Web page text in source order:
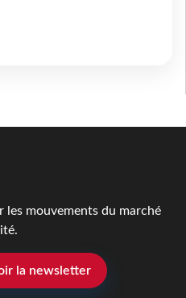
les mouvements du marché
la newsletter